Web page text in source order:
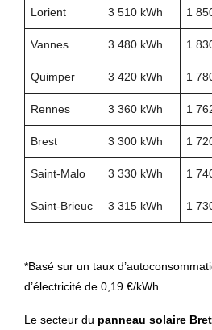
Lorient 3 510 kWh 1
Vannes 3 480 kWh 1
Quimper 3 420 kWh 1
Rennes 3 360 kWh 1
Brest 3 300 kWh 1
Saint-Malo 3 330 kWh 1
Saint-Brieuc 3 315 kWh 1
*Basé sur un taux
d’électricité de 0,19 €/kWh
Le secteur du panneau solaire